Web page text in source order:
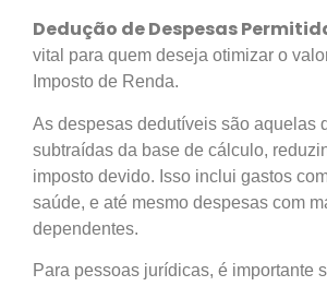
Dedução de Despesas
vital para quem deseja otimizar o
Imposto de Renda.
As despesas dedutíveis são aquelas
subtraídas da base de cálculo,
imposto devido. Isso inclui gastos
saúde, e até mesmo despesas com
dependentes.
Para pessoas jurídicas, é importante